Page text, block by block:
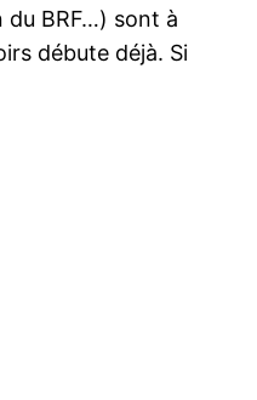
du BRF…) sont à
débute déjà. Si